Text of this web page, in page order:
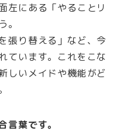
左にある「やることリ
。
張り替える」など、今
ています。これをこな
しいメイドや機能がど
言葉です。